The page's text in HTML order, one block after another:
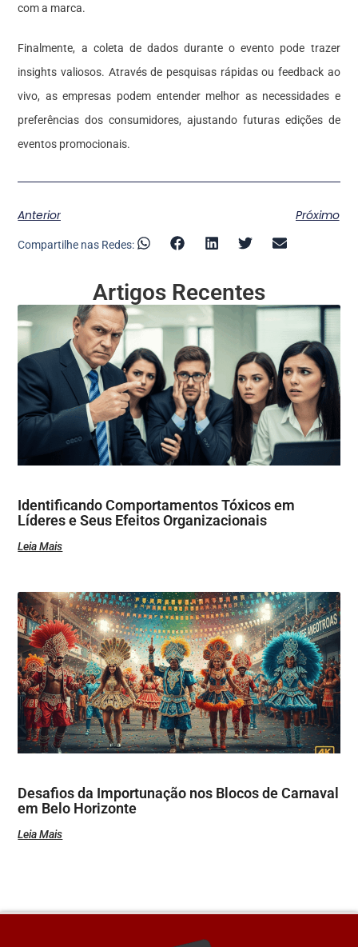
com a marca.
Finalmente, a coleta de dados durante o evento pode trazer
insights valiosos. Através de pesquisas rápidas ou feedback ao
vivo, as empresas podem entender melhor as necessidades e
preferências dos consumidores, ajustando futuras edições de
eventos promocionais.
Anterior Próximo
Compartilhe nas Redes:
Artigos Recentes
Identificando Comportamentos Tóxicos em
Líderes e Seus Efeitos Organizacionais
Leia Mais
Desafios da Importunação nos Blocos de Carnaval
em Belo Horizonte
Leia Mais